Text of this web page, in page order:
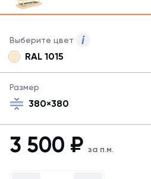
Выберите цвет
данного
Для
RAL 1015
Размер
380×380
3 500 ₽ за п.м.